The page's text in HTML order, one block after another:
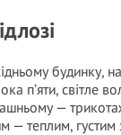
будинку,
п’яти, світле
—
— теплим, густим